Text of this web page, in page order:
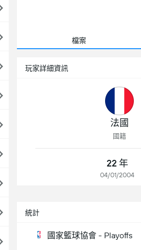
檔案
玩家詳細資訊
法國
國籍
22 年
04/01/2004
統計
國家籃球協會 - Playoffs